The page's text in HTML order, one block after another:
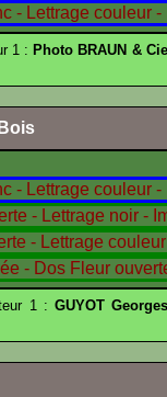
1 : Photo BRAUN &
1 : GUYOT